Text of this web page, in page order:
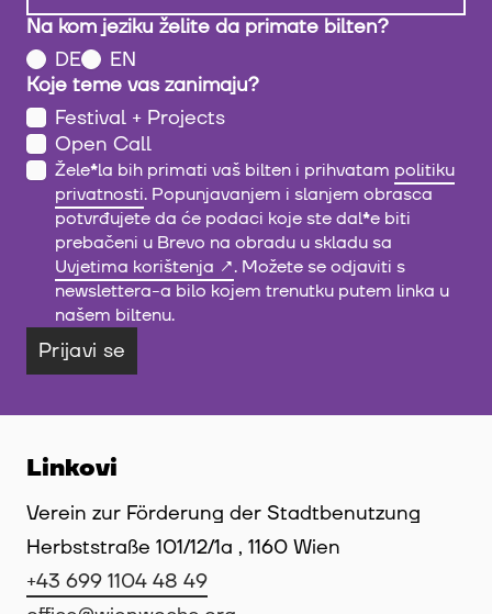
Na kom jeziku želite da primate bilten?
DE
EN
Koje teme vas zanimaju?
Festival + Projects
Open Call
Žele*la bih primati vaš bilten i prihvatam politiku
privatnosti. Popunjavanjem i slanjem obrasca
potvrđujete da će podaci koje ste dal*e biti
prebačeni u Brevo na obradu u skladu sa
Uvjetima korištenja
. Možete se odjaviti s
newslettera-a bilo kojem trenutku putem linka u
našem biltenu.
Prijavi se
Linkovi
Verein zur Förderung der Stadtbenutzung
Herbststraße 101/12/1a , 1160 Wien
+43 699 1104 48 49